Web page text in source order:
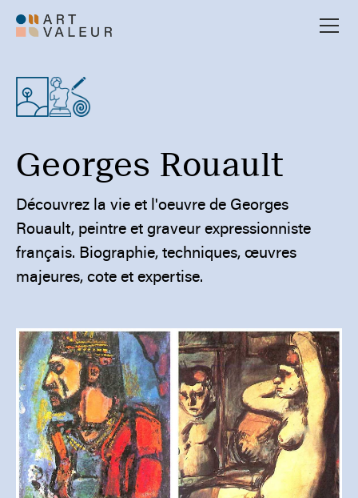
Georges Rouault
Découvrez la vie et l'oeuvre de Georges
Rouault, peintre et graveur expressionniste
français. Biographie, techniques, œuvres
majeures, cote et expertise.